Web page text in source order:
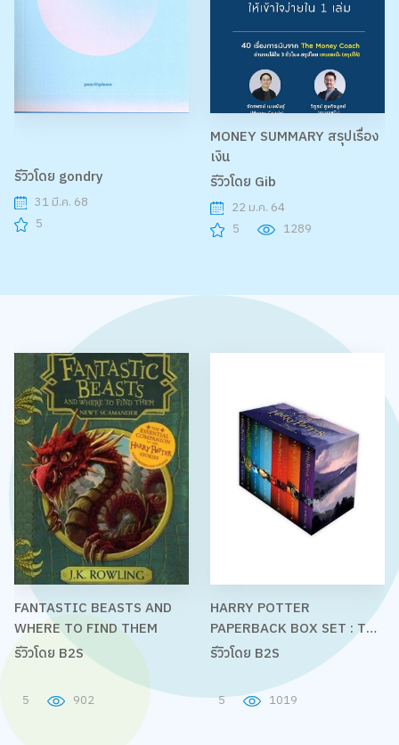
รีวิวโดย gondry
31 มี.ค. 68
5
MONEY SUMMARY สรุปเรื่อง
เงิน
รีวิวโดย Gib
22 ม.ค. 64
5
1289
FANTASTIC BEASTS AND
WHERE TO FIND THEM
รีวิวโดย B2S
902
HARRY POTTER
PAPERBACK BOX SET : THE
COMPLETE COLLECTION
รีวิวโดย B2S
5 1019